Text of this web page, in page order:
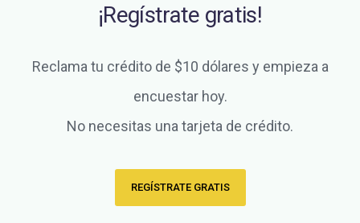
¡Regístrate gratis!
Reclama tu crédito de $10 dólares y empieza a
encuestar hoy.
No necesitas una tarjeta de crédito.
REGÍSTRATE GRATIS